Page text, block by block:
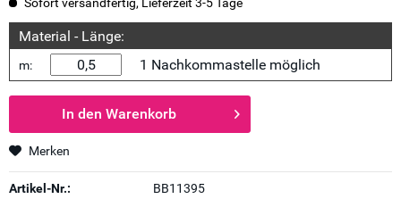
Material - Länge:
m: 1 Nachkommastelle möglich
In den Warenkorb
Merken
Artikel-Nr.:
BB11395